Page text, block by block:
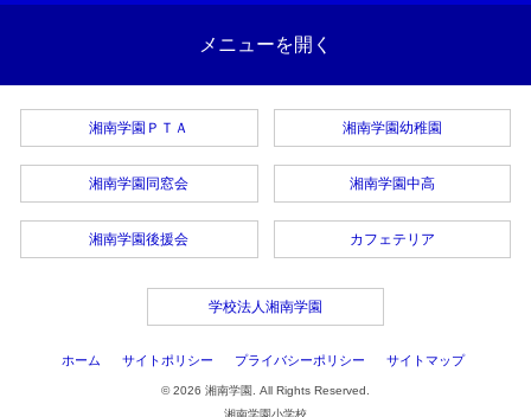
メニューを開く
湘南学園ＰＴＡ
湘南学園同窓会
湘南学園後援会
湘南学園幼稚園
湘南学園中高
カフェテリア
学校法人湘南学園
ホーム サイトポリシー プライバシーポリシー サイトマップ
© 2026 湘南学園. All Rights Reserved.
湘南学園小学校